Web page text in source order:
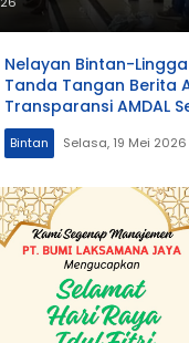
Nelayan Bintan-
Tanda Tangan Berita
Transparansi AMDAL
Laut
Bintan Selasa, 19 Mei 2026